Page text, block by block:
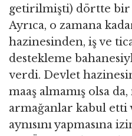
getirilmişti) dörtte bir
Ayrıca, o zamana
hazinesinden, iş ve
destekleme
verdi. Devlet
maaş almamış olsa
armağanlar kabul etti
aynısını yapmasına